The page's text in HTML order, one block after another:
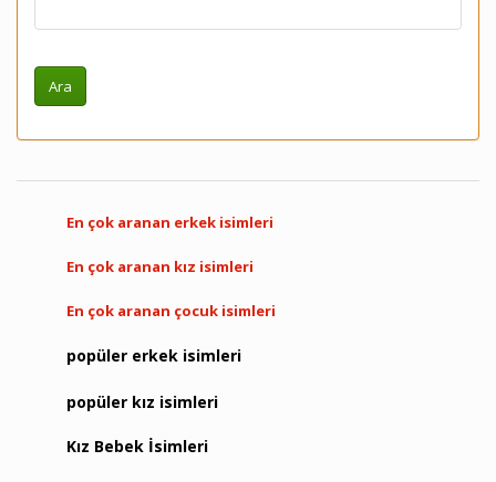
En çok aranan erkek isimleri
En çok aranan kız isimleri
En çok aranan çocuk isimleri
popüler erkek isimleri
popüler kız isimleri
Kız Bebek İsimleri